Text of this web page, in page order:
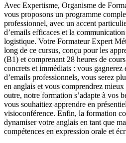
Avec Expertisme, Organisme de
vous proposons un programme
professionnel, avec un accent
d’emails efficaces et la
logistique. Votre Formateur Expert
long de ce cursus, conçu pour les
(B1) et comprenant 28 heures de
concrets et immédiats : vous gagnerez
d’emails professionnels, vous serez
en anglais et vous comprendrez
outre, notre formation s’adapte à vos
vous souhaitiez apprendre en
visioconférence. Enfin, la formation
dynamiser votre anglais en tant que
compétences en expression orale et